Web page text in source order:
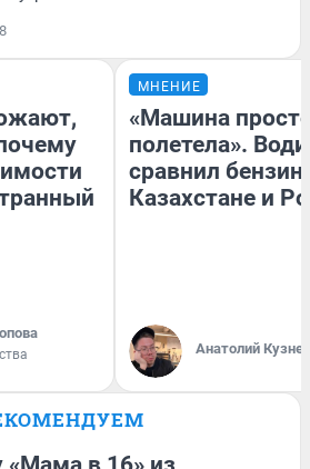
8
МНЕНИЕ
«Машина
полетела».
сравнил бензин
Казахстане и
Анатолий